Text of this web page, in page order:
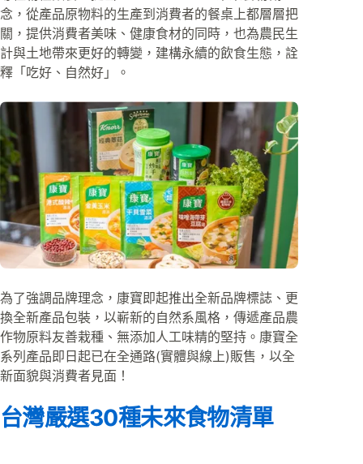
念，從產品原物料的生產到消費者的餐桌上都層層把
關，提供消費者美味、健康食材的同時，也為農民生
計與土地帶來更好的轉變，建構永續的飲食生態，詮
釋「吃好、自然好」。
為了強調品牌理念，康寶即起推出全新品牌標誌、更
換全新產品包裝，以嶄新的自然系風格，傳遞產品農
作物原料友善栽種、無添加人工味精的堅持。康寶全
系列產品即日起已在全通路(實體與線上)販售，以全
新面貌與消費者見面！
台灣嚴選30種未來食物清單